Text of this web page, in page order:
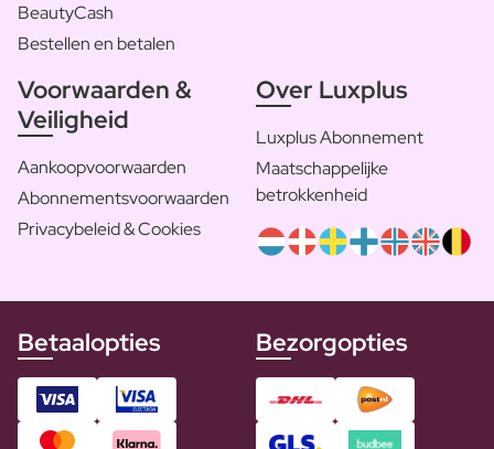
BeautyCash
Bestellen en betalen
Voorwaarden &
Veiligheid
Aankoopvoorwaarden
Abonnementsvoorwaarden
Privacybeleid & Cookies
Over Luxplus
Luxplus Abonnement
Maatschappelijke
betrokkenheid
Betaalopties Bezorgopties